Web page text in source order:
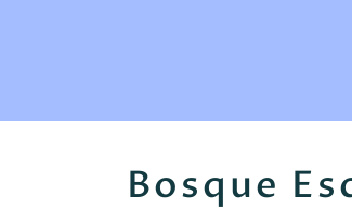
Bosque